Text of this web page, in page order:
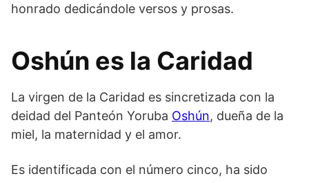
honrado dedicándole versos y prosas.
Oshún es la Caridad
La virgen de la Caridad es sincretizada con la
deidad del Panteón Yoruba Oshún, dueña de la
miel, la maternidad y el amor.
Es identificada con el número cinco, ha sido